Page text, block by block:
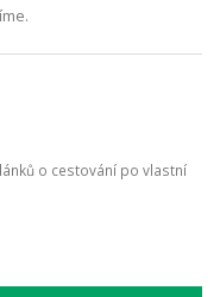
o cestování po vlastní